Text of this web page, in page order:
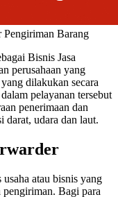
Pengiriman Barang
Bisnis Jasa
perusahaan yang
dilakukan secara
pelayanan tersebut
penerimaan dan
darat, udara dan laut.
usaha atau bisnis yang
Bagi para